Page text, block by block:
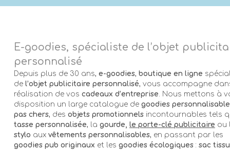
E-goodies, spécialiste de l’objet
personnalisé
Depuis plus de 30 ans, e-goodies, boutique en ligne
de l’objet publicitaire personnalisé, vous accompagne
réalisation de vos cadeaux d’entreprise. Nous mettons à
disposition un large catalogue de goodies
pas chers, des objets promotionnelsincontournables tels
tasse personnalisée, la gourde, le porte-clé publicitaire ou
stylo aux vêtements personnalisables, en passant par les
goodies pub originaux et les goodies écologiques: sac tissu